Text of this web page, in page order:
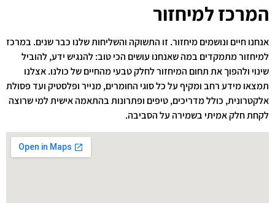
המרכז למיחזור
אנחנו חיים ונושמים מיחזור. זו התשוקה והשליחות שלנו כבר שנים. במרכז
למיחזור מתמקדים במה שאנחנו עושים הכי טוב: להנגיש ידע, להוביל
שינוי ולהפוך את תחום המיחזור לחלק טבעי מהחיים של כולנו. אצלנו
תמצאו מידע רחב ומקיף על כל סוגי החומרים, מנייר ופלסטיק ועד פסולת
אלקטרונית, כולל מדריכים, טיפים ופתרונות בהתאמה אישית למי שרוצה
לקחת חלק אמיתי בשמירה על הסביבה.